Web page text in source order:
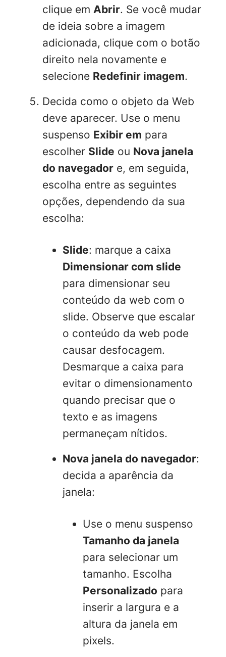
clique em Abrir. Se você mudar
de ideia sobre a imagem
adicionada, clique com o botão
direito nela novamente e
selecione Redefinir imagem.
Decida como o objeto da Web
deve aparecer. Use o menu
suspenso Exibir em para
escolher Slide ou Nova janela
do navegador e, em seguida,
escolha entre as seguintes
opções, dependendo da sua
escolha:
Slide: marque a caixa
Dimensionar com slide
para dimensionar seu
conteúdo da web com o
slide. Observe que escalar
o conteúdo da web pode
causar desfocagem.
Desmarque a caixa para
evitar o dimensionamento
quando precisar que o
texto e as imagens
permaneçam nítidos.
Nova janela do navegador:
decida a aparência da
janela:
Use o menu suspenso
Tamanho da janela
para selecionar um
tamanho. Escolha
Personalizado para
inserir a largura e a
altura da janela em
pixels.